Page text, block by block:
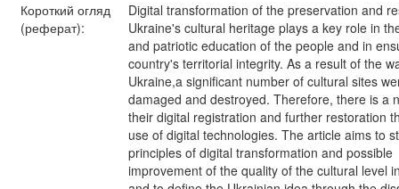
Короткий огляд
(реферат):
Digital transformation of the preservation and
Ukraine's cultural heritage plays a key role in
and patriotic education of the people and in
country's territorial integrity. As a result of the
Ukraine,a significant number of cultural sites
damaged and destroyed. Therefore, there is a
their digital registration and further restoration
use of digital technologies. The article aims to
principles of digital transformation and possible
improvement of the quality of the cultural level